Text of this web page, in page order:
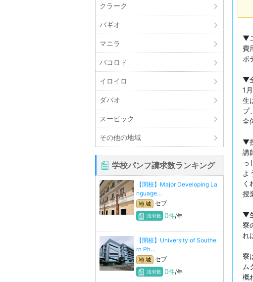
▼
費
ボ
▼
1
生
プ
全
▼
講
っ
よ
く
授
▼
寮
れ
寮
ム
概
クラーク
バギオ
マニラ
バコロド
イロイロ
ダバオ
スービック
その他の地域
学校パンフ請求数ランキング
【閉校】Major Developing La
nguage…
地 域 セブ
請求数 0件/年
【閉校】University of Southe
rn Ph…
地 域 セブ
請求数 0件/年